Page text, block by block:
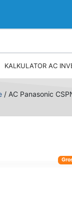
KALKULATOR AC
/ AC Panasonic